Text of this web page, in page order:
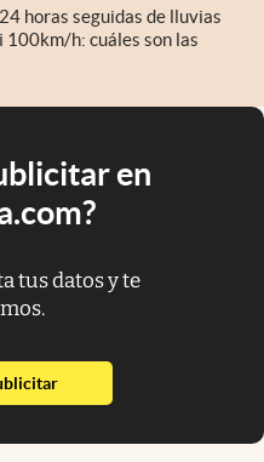
horas seguidas de lluvias
h: cuáles son las
en
tus datos y te
abre en nueva pestaña